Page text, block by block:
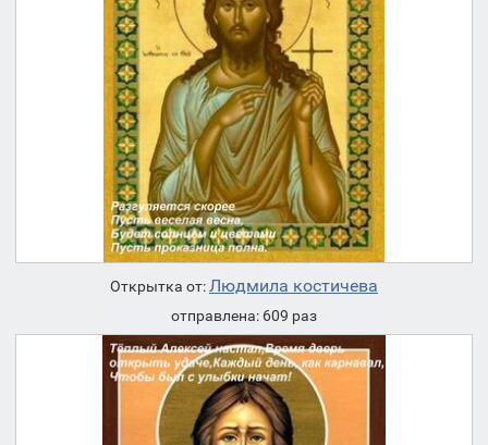
Открытка от:Людмила костичева
отправлена: 609 раз